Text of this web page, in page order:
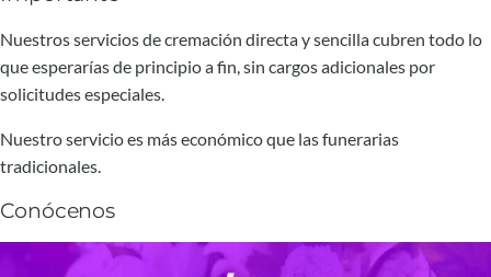
Nuestros servicios de cremación directa y sencilla cubren todo lo
que esperarías de principio a fin, sin cargos adicionales por
solicitudes especiales.
Nuestro servicio es más económico que las funerarias
tradicionales.
Conócenos